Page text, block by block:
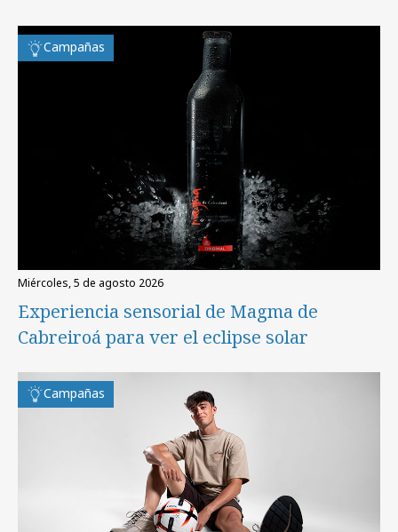
Campañas
miércoles, 5 de agosto 2026
Experiencia sensorial de Magma de
Cabreiroá para ver el eclipse solar
Campañas